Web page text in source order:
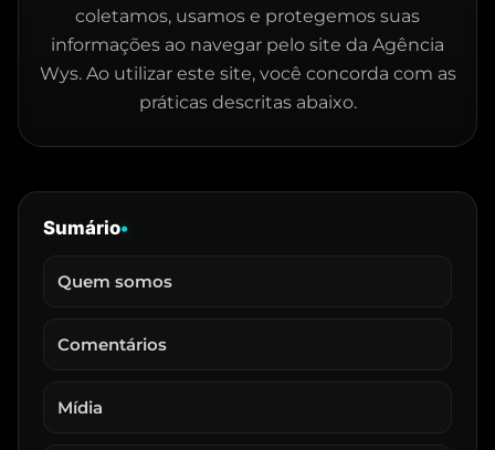
coletamos, usamos e protegemos suas
informações ao navegar pelo site da Agência
Wys. Ao utilizar este site, você concorda com as
práticas descritas abaixo.
Sumário•
Quem somos
Comentários
Mídia